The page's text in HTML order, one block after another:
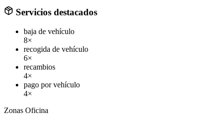
Servicios destacados
baja de vehículo
8×
recogida de vehículo
6×
recambios
4×
pago por vehículo
4×
Zonas Oficina